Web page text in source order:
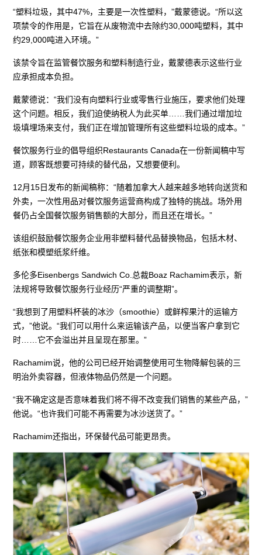
“塑料垃圾，其中47%，主要是一次性塑料，”戴蒙德说。“所以这
项禁令的作用是，它旨在从废物流中去除约30,000吨塑料，其中
约29,000吨进入环境。”
该禁令旨在监管餐饮服务和塑料制造行业，戴蒙德表示这些行业
应承担成本负担。
戴蒙德说：“我们没有向塑料行业或零售行业施压，要求他们处理
这个问题。相反，我们迫使纳税人为此买单……我们通过增加垃
圾填埋场来支付，我们正在增加管理所有这些塑料垃圾的成本。”
餐饮服务行业的倡导组织Restaurants Canada在一份新闻稿中写
道，顾客既想要可持续的替代品，又想要便利。
12月15日发布的新闻稿称：“随着加拿大人越来越多地转向送货和
外卖，一次性用品对餐饮服务运营商构成了独特的挑战。场外用
餐仍占全国餐饮服务销售额的大部分，而且还在增长。”
该组织鼓励餐饮服务企业用非塑料替代品替换物品，包括木材、
纸张和模塑纸浆纤维。
多伦多Eisenbergs Sandwich Co.总裁Boaz Rachamim表示，新
法规将导致餐饮服务行业经历“严重的调整期”。
“我想到了用塑料杯装的冰沙（smoothie）或鲜榨果汁的运输方
式，”他说。“我们可以用什么来运输该产品，以便当客户拿到它
时……它不会溢出并且呈现在那里。”
Rachamim说，他的公司已经开始调整使用可生物降解包装的三
明治外卖容器，但液体物品仍然是一个问题。
“我不确定这是否意味着我们将不得不改变我们销售的某些产品，”
他说。“也许我们可能不再需要为冰沙送货了。”
Rachamim还指出，环保替代品可能更昂贵。